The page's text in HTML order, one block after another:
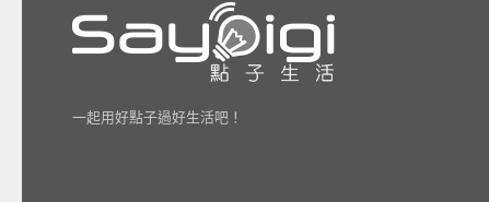
一起用好點子過好生活吧！